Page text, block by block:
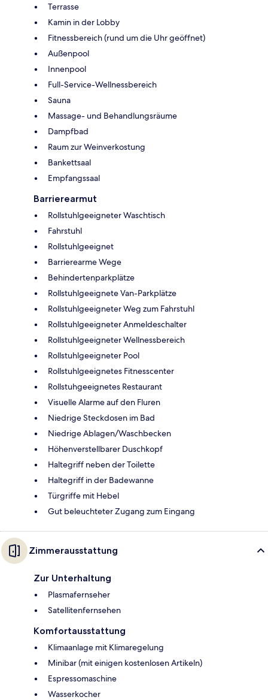
Terrasse
Kamin in der Lobby
Fitnessbereich (rund um die Uhr geöffnet)
Außenpool
Innenpool
Full-Service-Wellnessbereich
Sauna
Massage- und Behandlungsräume
Dampfbad
Raum zur Weinverkostung
Bankettsaal
Empfangssaal
Barrierearmut
Rollstuhlgeeigneter Waschtisch
Fahrstuhl
Rollstuhlgeeignet
Barrierearme Wege
Behindertenparkplätze
Rollstuhlgeeignete Van-Parkplätze
Rollstuhlgeeigneter Weg zum Fahrstuhl
Rollstuhlgeeigneter Anmeldeschalter
Rollstuhlgeeigneter Wellnessbereich
Rollstuhlgeeigneter Pool
Rollstuhlgeeignetes Fitnesscenter
Rollstuhgeeignetes Restaurant
Visuelle Alarme auf den Fluren
Niedrige Steckdosen im Bad
Niedrige Ablagen/Waschbecken
Höhenverstellbarer Duschkopf
Haltegriff neben der Toilette
Haltegriff in der Badewanne
Türgriffe mit Hebel
Gut beleuchteter Zugang zum Eingang
Zimmerausstattung
Zur Unterhaltung
Plasmafernseher
Satellitenfernsehen
Komfortausstattung
Klimaanlage mit Klimaregelung
Minibar (mit einigen kostenlosen Artikeln)
Espressomaschine
Wasserkocher